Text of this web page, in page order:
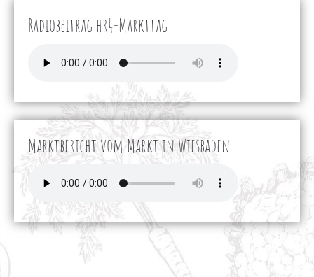
376-293 City Road, Suite 600
San Francisco, CA 94102
Have any questions?
+44 1234 567 890
Drop us a line
info@yourdomain.com
Radiobeitrag hr4-Markttag
Marktbericht vom Markt in Wiesbaden